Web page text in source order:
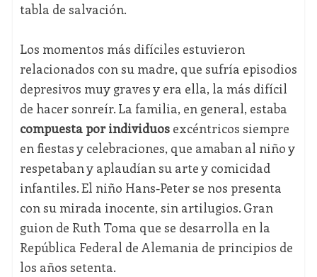
tabla de salvación.
Los momentos más difíciles estuvieron
relacionados con su madre, que sufría episodios
depresivos muy graves y era ella, la más difícil
de hacer sonreír. La familia, en general, estaba
compuesta por individuos excéntricos siempre
en fiestas y celebraciones, que amaban al niño y
respetaban y aplaudían su arte y comicidad
infantiles. El niño Hans-Peter se nos presenta
con su mirada inocente, sin artilugios. Gran
guion de Ruth Toma que se desarrolla en la
República Federal de Alemania de principios de
los años setenta.